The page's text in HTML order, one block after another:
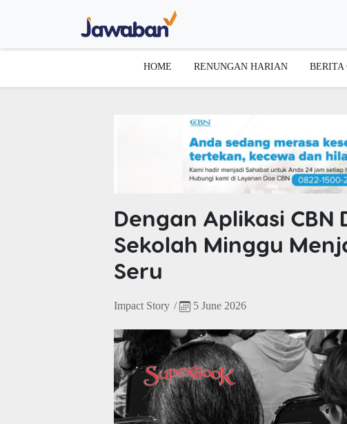
HOME RENUNGAN HARIAN BERITA
Dengan Aplikasi
Sekolah Minggu
Seru
Impact Story / 5 June 2026